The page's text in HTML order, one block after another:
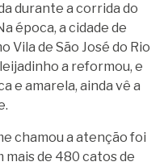
durante a corrida do
época, a cidade de
Vila de São José do Rio
a reformou, e
e amarela, ainda vê a
chamou a atenção foi
de 480 catos de